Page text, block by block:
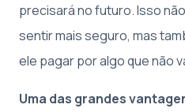
precisará no futuro. Isso
sentir mais seguro, mas
ele pagar por algo que não
Uma das grandes